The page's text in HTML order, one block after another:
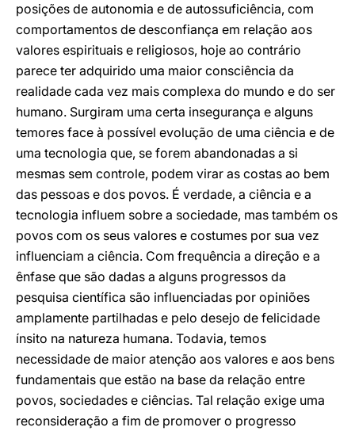
posições de autonomia e de autossuficiência, com
comportamentos de desconfiança em relação aos
valores espirituais e religiosos, hoje ao contrário
parece ter adquirido uma maior consciência da
realidade cada vez mais complexa do mundo e do ser
humano. Surgiram uma certa insegurança e alguns
temores face à possível evolução de uma ciência e de
uma tecnologia que, se forem abandonadas a si
mesmas sem controle, podem virar as costas ao bem
das pessoas e dos povos. É verdade, a ciência e a
tecnologia influem sobre a sociedade, mas também os
povos com os seus valores e costumes por sua vez
influenciam a ciência. Com frequência a direção e a
ênfase que são dadas a alguns progressos da
pesquisa científica são influenciadas por opiniões
amplamente partilhadas e pelo desejo de felicidade
ínsito na natureza humana. Todavia, temos
necessidade de maior atenção aos valores e aos bens
fundamentais que estão na base da relação entre
povos, sociedades e ciências. Tal relação exige uma
reconsideração a fim de promover o progresso